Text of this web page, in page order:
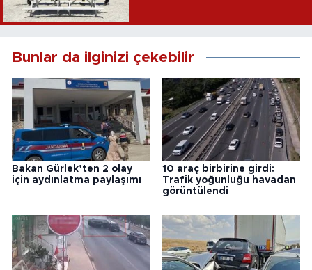
Bunlar da ilginizi çekebilir
Bakan Gürlek’ten 2 olay
için aydınlatma paylaşımı
10 araç birbirine girdi:
Trafik yoğunluğu havadan
görüntülendi